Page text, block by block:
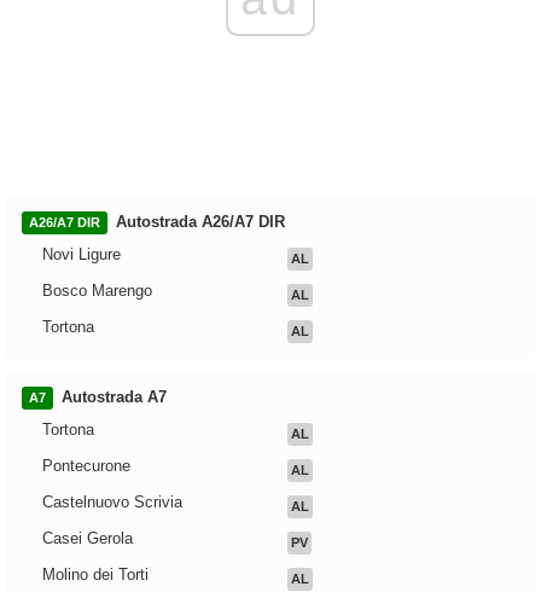
A26/A7 DIR
Autostrada A26/A7 DIR
Novi Ligure
AL
Bosco Marengo AL
Tortona AL
A7
Autostrada A7
Tortona
AL
Pontecurone AL
Castelnuovo Scrivia AL
Casei Gerola PV
Molino dei Torti AL